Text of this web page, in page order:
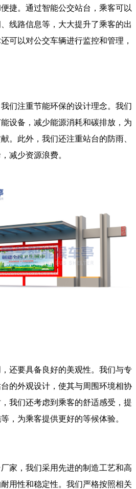
捷。通过智能公交站台，乘客可以
线路信息等，大大提升了乘客的出
可以对公交车辆进行监控和管理，
们注重节能环保的设计理念。我们
设备，减少能源消耗和碳排放，为
。此外，我们还注重站台的防雨、
减少资源浪费。
还要具备良好的美观性。我们与专
的外观设计，使其与周围环境相协
我们还考虑到乘客的舒适感受，提
，为乘客提供更好的等候体验。
家，我们采用先进的制造工艺和高
用性和稳定性。我们严格按照相关